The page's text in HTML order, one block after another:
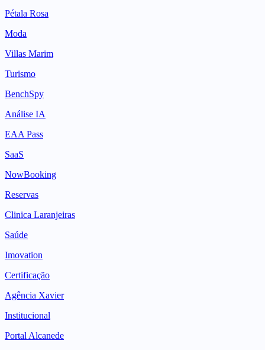
Pétala Rosa
Moda
Villas Marim
Turismo
BenchSpy
Análise IA
EAA Pass
SaaS
NowBooking
Reservas
Clinica Laranjeiras
Saúde
Imovation
Certificação
Agência Xavier
Institucional
Portal Alcanede